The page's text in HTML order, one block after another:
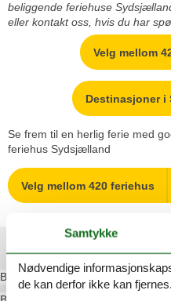
beliggende feriehuse
eller kontakt oss, hvis du har
Velg mellom
Destinasjoner
Se frem til en herlig ferie med
feriehus Sydsjælland
Velg mellom 420 feriehus
Destinasjoner i
Bakkebølle Strand
Samtykke
Nødvendige
de kan derfor ikke kan fjernes.